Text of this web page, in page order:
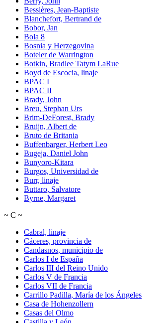
Bessières, Jean-Baptiste
Blanchefort, Bertrand de
Bobor, Jan
Bola 8
Bosnia y Herzegovina
Boteler de Warrington
Botkin, Bradlee Tatym LaRue
Boyd de Escocia, linaje
BPAC I
BPAC II
Brady, John
Breu, Stephan Urs
Brim-DeForest, Brady
Bruijn, Albert de
Bruto de Britania
Buffenbarger, Herbert Leo
Bugeja, Daniel John
Bunyoro-Kitara
Burgos, Universidad de
Burr, linaje
Buttaro, Salvatore
Byrne, Margaret
~ C ~
Cabral, linaje
Cáceres, provincia de
Candasnos, municipio de
Carlos I de España
Carlos III del Reino Unido
Carlos V de Francia
Carlos VII de Francia
Carrillo Padilla, María de los Ángeles
Casa de Hohenzollern
Casas del Olmo